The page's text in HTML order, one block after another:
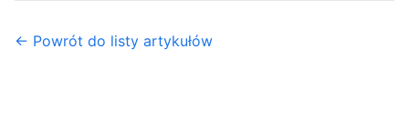
← Powrót do listy artykułów